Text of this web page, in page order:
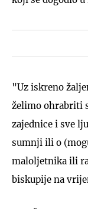
"Uz iskreno
želimo ohrabriti
zajednice i sve
sumnji ili o
maloljetnika ili
biskupije na